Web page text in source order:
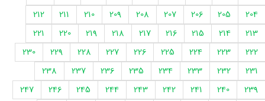
204
205
206
207
208
209
210
211
212
213
214
215
216
217
218
219
220
221
222
223
224
225
226
227
228
229
230
231
232
233
234
235
236
237
238
239
240
241
242
243
244
245
246
247